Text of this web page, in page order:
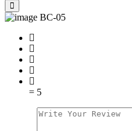
BC-05
= 5